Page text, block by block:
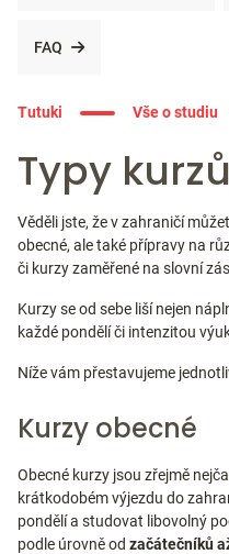
FAQ
Tutuki Vše o studiu
Typy
Věděli jste, že v zahraničí
obecné, ale také přípravy na
či kurzy zaměřené na slovní
Kurzy se od sebe liší nejen
každé pondělí či intenzitou
Níže vám přestavujeme
Kurzy obecné
Obecné kurzy jsou zřejmě
krátkodobém výjezdu do
pondělí a studovat libovolný
podle úrovně od začátečníků